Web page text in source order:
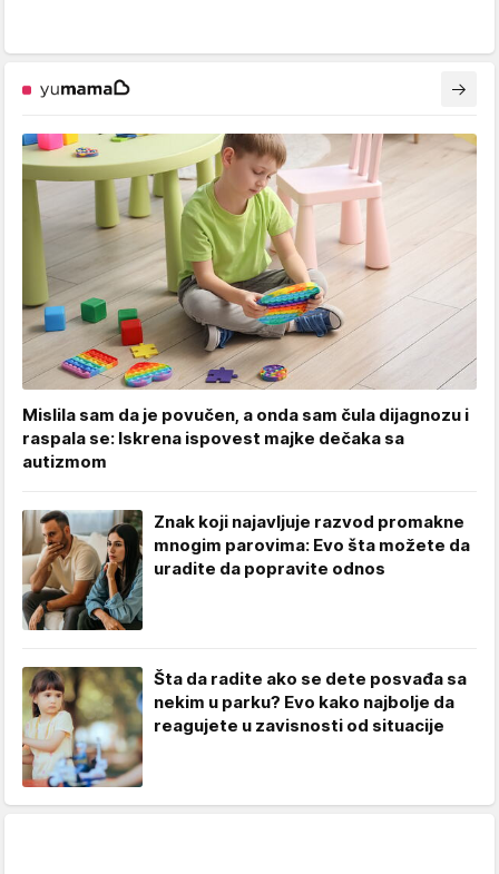
Mislila sam da je povučen, a onda sam čula dijagnozu i
raspala se: Iskrena ispovest majke dečaka sa
autizmom
Znak koji najavljuje razvod promakne
mnogim parovima: Evo šta možete da
uradite da popravite odnos
Šta da radite ako se dete posvađa sa
nekim u parku? Evo kako najbolje da
reagujete u zavisnosti od situacije